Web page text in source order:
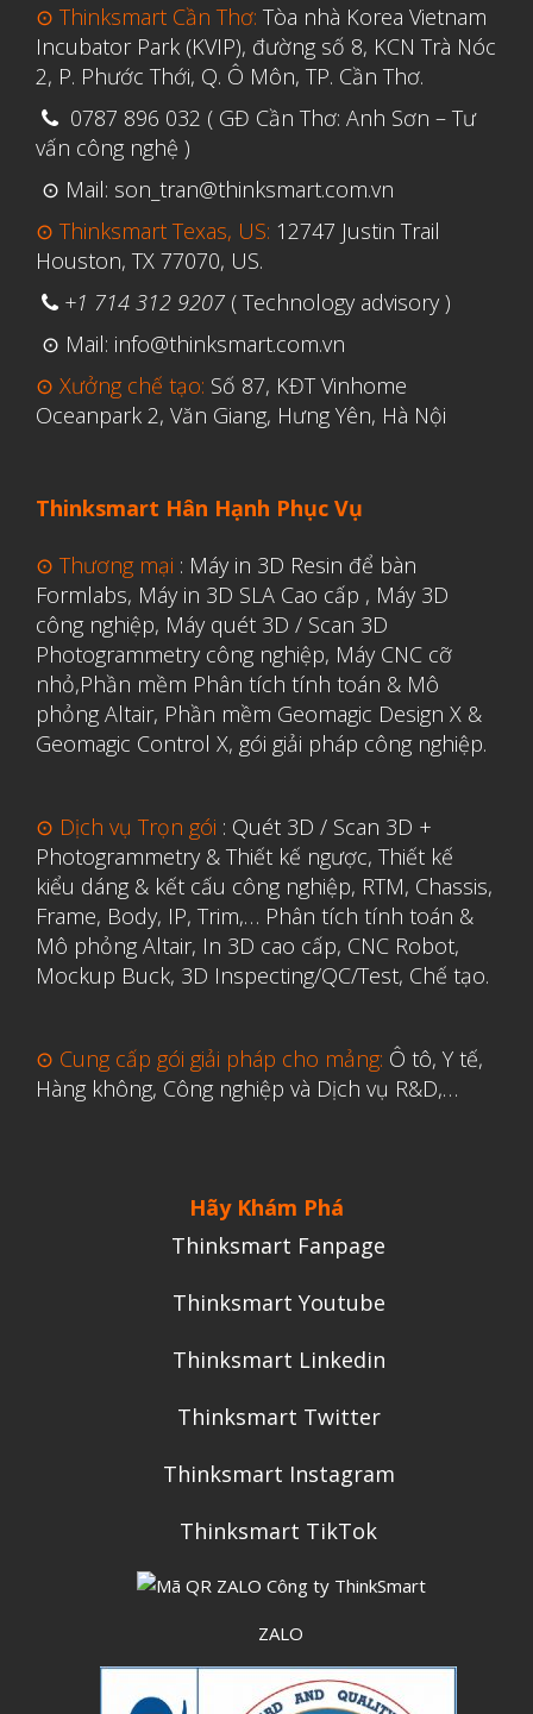
Tháng Năm 2019
Tháng Tư 2019
Tháng Ba 2019
Aerospace
Automotive
Fuse 1
Giải pháp
Giải pháp ô tô
in 3d cao cấp
Mô phỏng
Triển khai
Ứng dụng
Vật liệu
Y Tế
⊙ Thinksmart Cần Thơ: Tòa nhà Korea Vietnam
Incubator Park (KVIP), đường số 8, KCN Trà Nóc
2, P. Phước Thới, Q. Ô Môn, TP. Cần Thơ.
0787 896 032 ( GĐ Cần Thơ: Anh Sơn – Tư
vấn công nghệ )
⊙ Mail: son_tran@thinksmart.com.vn
⊙ Thinksmart Texas, US: 12747 Justin Trail
Houston, TX 77070, US.
+1 714 312 9207 ( Technology advisory )
⊙ Mail: info@thinksmart.com.vn
⊙ Xưởng chế tạo: Số 87, KĐT Vinhome
Oceanpark 2, Văn Giang, Hưng Yên, Hà Nội
Thinksmart Hân Hạnh Phục Vụ
⊙ Thương mại : Máy in 3D Resin để bàn
Formlabs, Máy in 3D SLA Cao cấp , Máy 3D
công nghiệp, Máy quét 3D / Scan 3D
Photogrammetry công nghiệp, Máy CNC cỡ
nhỏ,Phần mềm Phân tích tính toán & Mô
phỏng Altair, Phần mềm Geomagic Design X &
Geomagic Control X, gói giải pháp công nghiệp.
⊙ Dịch vụ Trọn gói : Quét 3D / Scan 3D +
Photogrammetry & Thiết kế ngược, Thiết kế
kiểu dáng & kết cấu công nghiệp, RTM, Chassis,
Frame, Body, IP, Trim,… Phân tích tính toán &
Mô phỏng Altair, In 3D cao cấp, CNC Robot,
Mockup Buck, 3D Inspecting/QC/Test, Chế tạo.
⊙ Cung cấp gói giải pháp cho mảng: Ô tô, Y tế,
Hàng không, Công nghiệp và Dịch vụ R&D,…
Hãy Khám Phá
Thinksmart Fanpage
Thinksmart Youtube
Thinksmart Linkedin
Thinksmart Twitter
Thinksmart Instagram
Thinksmart TikTok
ZALO